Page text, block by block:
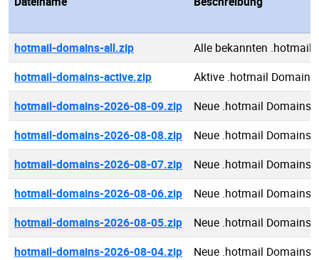
hotmail-domains-all.zip
Alle bekannten .hotmail
hotmail-domains-active.zip
Aktive .hotmail Domains
hotmail-domains-2026-08-09.zip
Neue .hotmail Domains
hotmail-domains-2026-08-08.zip
Neue .hotmail Domains
hotmail-domains-2026-08-07.zip
Neue .hotmail Domains
hotmail-domains-2026-08-06.zip
Neue .hotmail Domains
hotmail-domains-2026-08-05.zip
Neue .hotmail Domains
hotmail-domains-2026-08-04.zip
Neue .hotmail Domains